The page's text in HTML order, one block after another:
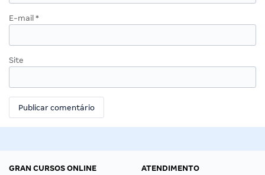
E-mail *
Site
GRAN CURSOS ONLINE
ATENDIMENTO